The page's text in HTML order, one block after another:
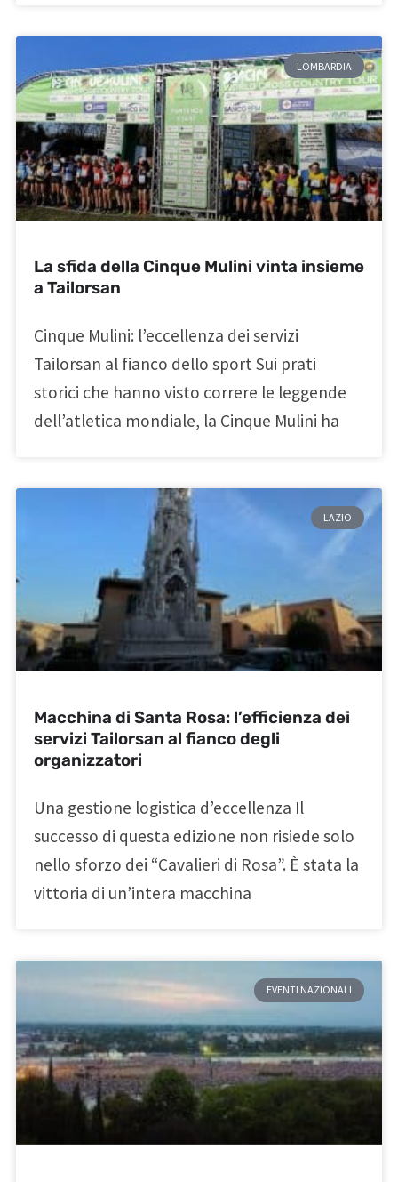
LOMBARDIA
La sfida della Cinque Mulini vinta insieme
a Tailorsan
Cinque Mulini: l’eccellenza dei servizi
Tailorsan al fianco dello sport Sui prati
storici che hanno visto correre le leggende
dell’atletica mondiale, la Cinque Mulini ha
LAZIO
Macchina di Santa Rosa: l’efficienza dei
servizi Tailorsan al fianco degli
organizzatori
Una gestione logistica d’eccellenza Il
successo di questa edizione non risiede solo
nello sforzo dei “Cavalieri di Rosa”. È stata la
vittoria di un’intera macchina
EVENTI NAZIONALI